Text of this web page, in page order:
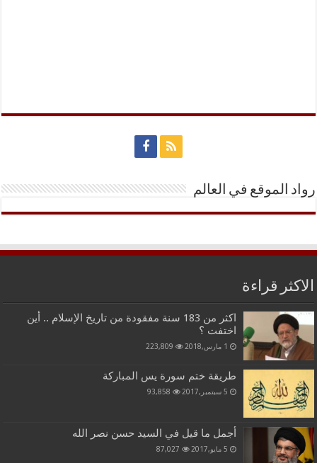
رواد الموقع في العالم
الاكثر قراءة
اكثر من 183 سنة مفقودة من تاريخ الإسلام .. أين
اختفت ؟
1 مارس,2018 223,809
طريقة ختم سورة يس المباركة
5 سبتمبر,2017 93,858
أجمل ما قيل في السيد حسن نصر الله
5 مايو,2017 87,027